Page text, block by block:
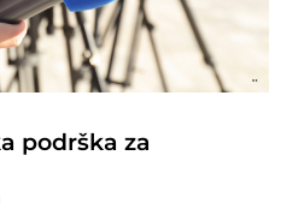
podrška za